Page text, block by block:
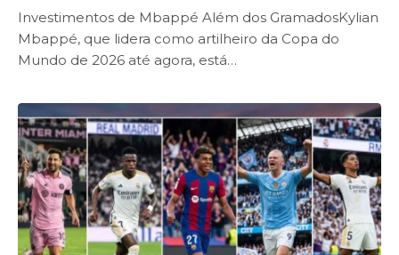
Investimentos de Mbappé Além dos GramadosKylian
Mbappé, que lidera como artilheiro da Copa do
Mundo de 2026 até agora, está…